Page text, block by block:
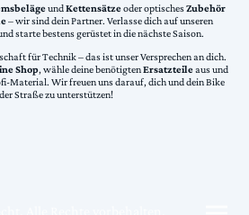
undKettensätzeoder optischesZubehör
– wir sind dein Partner. Verlasse dich auf unseren
starte bestens gerüstet in die nächste Saison.
für Technik – das ist unser Versprechen an dich.
Shop, wähle deine benötigtenErsatzteileaus und
Material. Wir freuen uns darauf, dich und dein Bike
Straße zu unterstützen!